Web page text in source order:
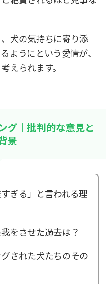
犬の気持ちに寄り添
ようにという愛情が、
えられます。
グ｜批判的な意見と
景
ぎる」と言われる理
をさせた過去は？
された犬たちのその